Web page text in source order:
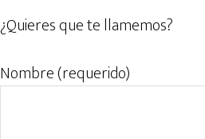
¿Quieres que te llamemos?
Nombre (requerido)